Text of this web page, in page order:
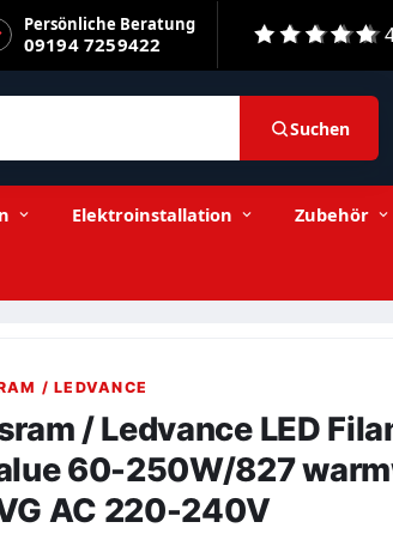
Persönliche Beratung
09194 7259422
Suchen
Elektroinstallation Zubehör
/ LEDVANCE
/ Ledvance LED
60-250W/827
AC 220-240V
−
Stückzahl +